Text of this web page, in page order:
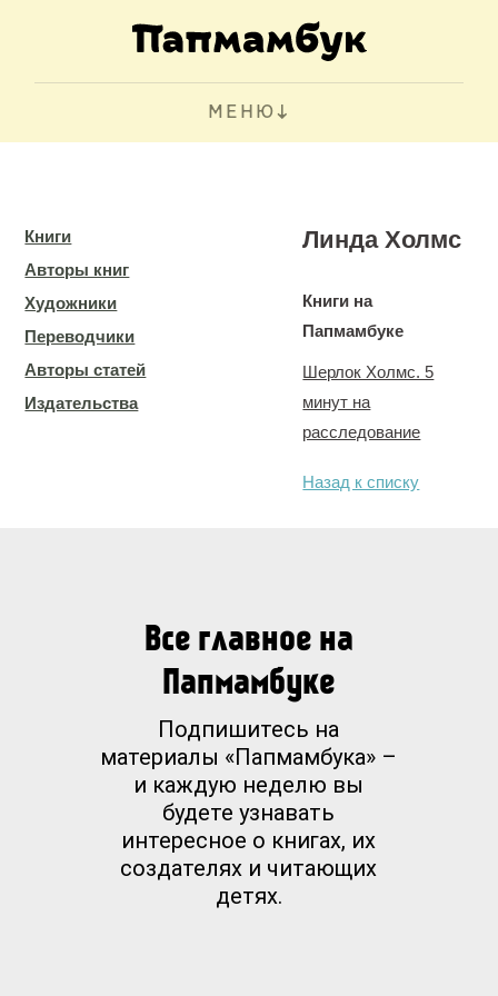
МЕНЮ
Книги
Авторы книг
Художники
Переводчики
Авторы статей
Издательства
Линда Холмс
Книги на
Папмамбуке
Шерлок Холмс. 5
минут на
расследование
Назад к списку
Все главное на
Папмамбуке
Подпишитесь на
материалы «Папмамбука» –
и каждую неделю вы
будете узнавать
интересное о книгах, их
создателях и читающих
детях.